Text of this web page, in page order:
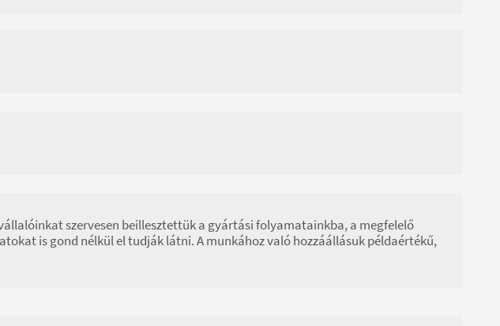
szervesen beillesztettük a gyártási folyamatainkba, a megfelelő
is gond nélkül el tudják látni. A munkához való hozzáállásuk példaértékű,